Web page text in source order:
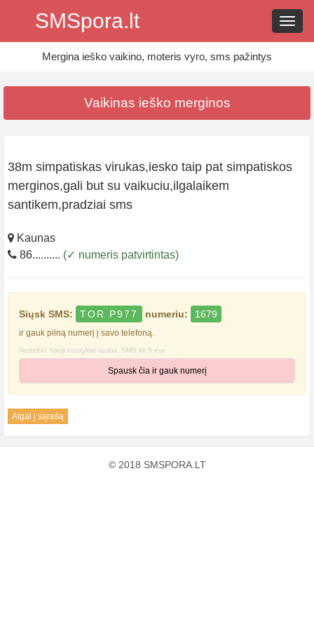
SMSpora.lt
Mergina ieško vaikino, moteris vyro, sms pažintys
Vaikinas ieško merginos
38m simpatiskas virukas,iesko taip pat simpatiskos
merginos,gali but su vaikuciu,ilgalaikem
santikem,pradziai sms
Kaunas
86.......... (✓ numeris patvirtintas)
Siųsk SMS: TOR P977 numeriu: 1679
ir gauk pilną numerį į savo telefoną.
Nedelsk! Nauji nuotykiai laukia. SMS tik 5 eur.
Spausk čia ir gauk numerį
Atgal į sąrašą
© 2018 SMSPORA.LT